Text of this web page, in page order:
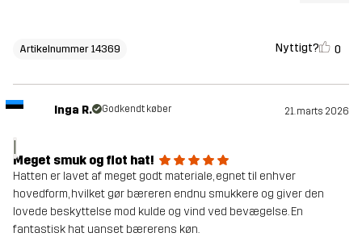
Artikelnummer 14369 Nyttigt? 0
I
Inga R. Godkendt køber 21. marts 2026
Meget smuk og flot hat!
Hatten er lavet af meget godt materiale, egnet til enhver
hovedform, hvilket gør bæreren endnu smukkere og giver den
lovede beskyttelse mod kulde og vind ved bevægelse. En
fantastisk hat uanset bærerens køn.